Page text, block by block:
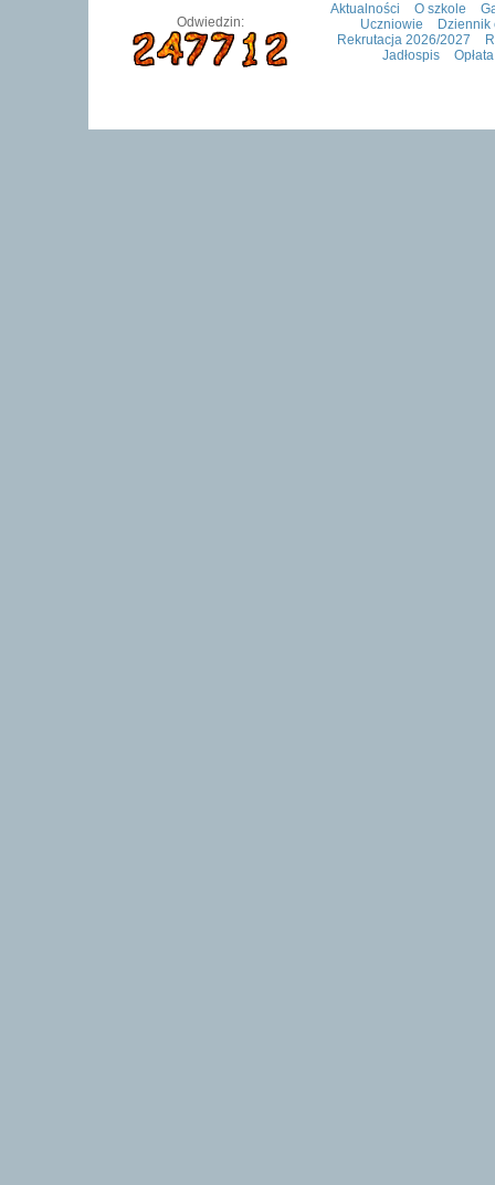
Odwiedzin:
Aktualności O szkole
Uczniowie
Dziennik
Rekrutacja 2026/2027
Jadłospis